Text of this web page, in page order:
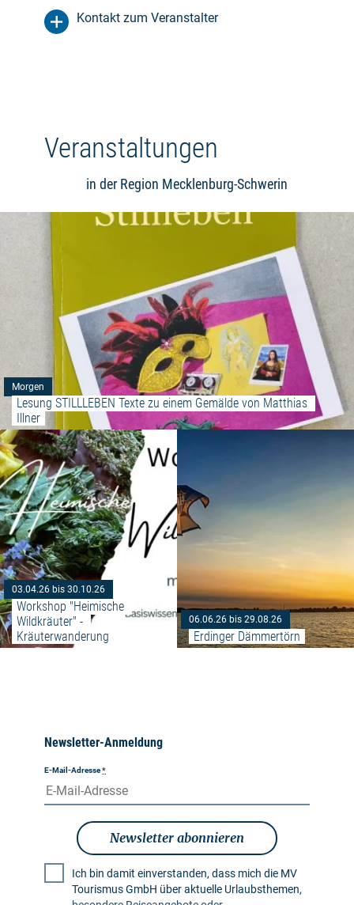
Kontakt zum Veranstalter
Veranstaltungen
in der Region Mecklenburg-Schwerin
Morgen
Lesung STILLLEBEN Texte zu einem Gemälde von Matthias
Illner
03.04.26 bis 30.10.26
Workshop "Heimische
Wildkräuter" -
Kräuterwanderung
06.06.26 bis 29.08.26
Erdinger Dämmertörn
Newsletter-Anmeldung
E-Mail-Adresse*
Newsletter abonnieren
Ich bin damit einverstanden, dass mich die MV
Tourismus GmbH über aktuelle Urlaubsthemen,